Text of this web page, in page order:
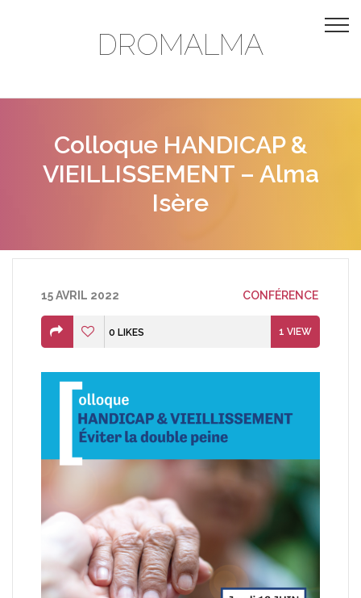
DROMALMA
Colloque HANDICAP &
VIEILLISSEMENT – Alma
Isère
15 AVRIL 2022 CONFÉRENCE
0 LIKES 1 VIEW